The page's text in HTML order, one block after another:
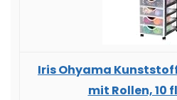
Iris Ohyama
mit Rollen, 10